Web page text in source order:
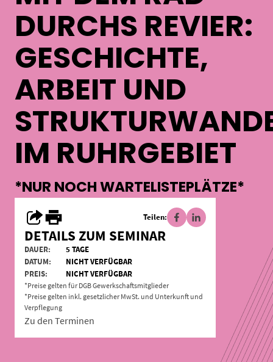
DURCHS REVIER:
GESCHICHTE,
ARBEIT UND
IM RUHRGEBIET
*NUR NOCH WARTELISTEPLÄTZE*
Teilen:
DETAILS ZUM SEMINAR
DAUER:
5 TAGE
DATUM:
NICHT VERFÜGBAR
PREIS:
NICHT VERFÜGBAR
*Preise gelten für DGB Gewerkschaftsmitglieder
*Preise gelten inkl. gesetzlicher MwSt. und Unterkunft und
Verpflegung
Zu den Terminen